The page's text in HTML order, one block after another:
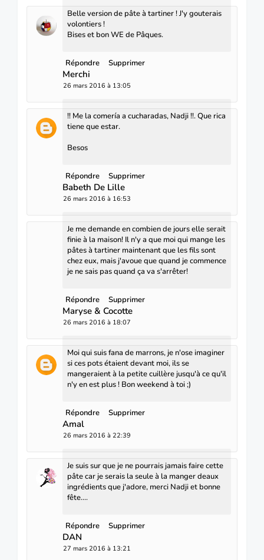
Belle version de pâte à tartiner ! J'y gouterais
volontiers !
Bises et bon WE de Pâques.
Répondre Supprimer
Merchi
26 mars 2016 à 13:05
!! Me la comería a cucharadas, Nadji !!. Que rica
tiene que estar.
Besos
Répondre Supprimer
Babeth De Lille
26 mars 2016 à 16:53
Je me demande en combien de jours elle serait
finie à la maison! Il n'y a que moi qui mange les
pâtes à tartiner maintenant que les fils sont
chez eux, mais j'avoue que quand je commence
je ne sais pas quand ça va s'arrêter!
Répondre Supprimer
Maryse & Cocotte
26 mars 2016 à 18:07
Moi qui suis fana de marrons, je n'ose imaginer
si ces pots étaient devant moi, ils se
mangeraient à la petite cuillère jusqu'à ce qu'il
n'y en est plus ! Bon weekend à toi ;)
Répondre Supprimer
Amal
26 mars 2016 à 22:39
Je suis sur que je ne pourrais jamais faire cette
pâte car je serais la seule à la manger deaux
ingrédients que j'adore, merci Nadji et bonne
fête....
Répondre Supprimer
DAN
27 mars 2016 à 13:21